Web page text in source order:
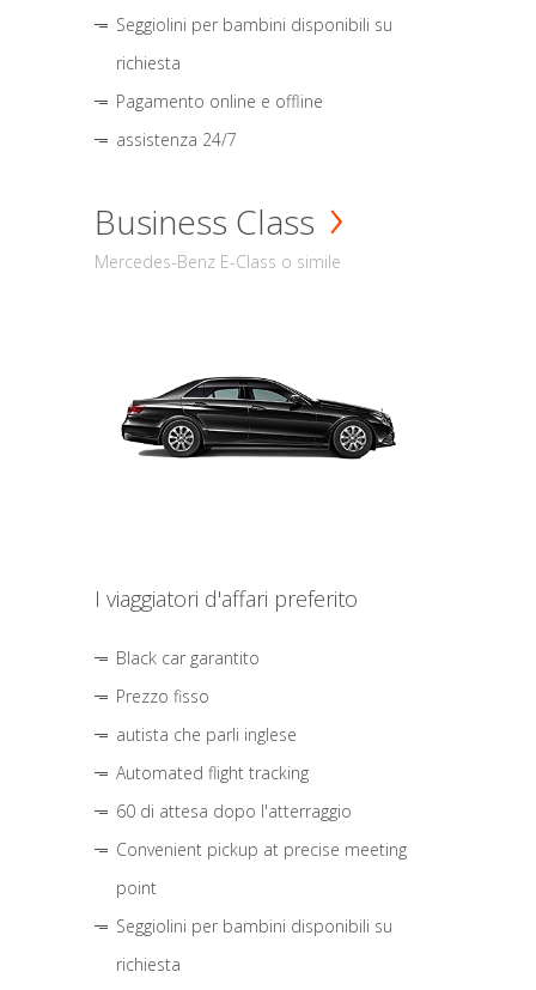
Seggiolini per bambini disponibili su
richiesta
Pagamento online e offline
assistenza 24/7
Business Class
Mercedes-Benz E-Class o simile
I viaggiatori d'affari preferito
Black car garantito
Prezzo fisso
autista che parli inglese
Automated flight tracking
60 di attesa dopo l'atterraggio
Convenient pickup at precise meeting
point
Seggiolini per bambini disponibili su
richiesta